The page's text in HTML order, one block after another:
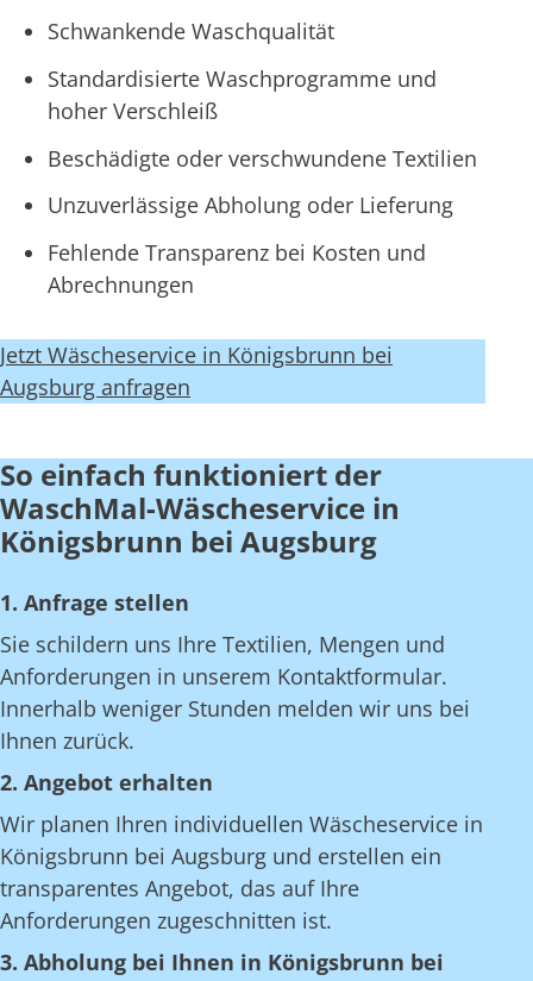
Schwankende Waschqualität
Standardisierte Waschprogramme und
hoher Verschleiß
Beschädigte oder verschwundene Textilien
Unzuverlässige Abholung oder Lieferung
Fehlende Transparenz bei Kosten und
Abrechnungen
Jetzt Wäscheservice in Königsbrunn bei
Augsburg anfragen
So einfach funktioniert der
WaschMal-Wäscheservice in
Königsbrunn bei Augsburg
1. Anfrage stellen
Sie schildern uns Ihre Textilien, Mengen und
Anforderungen in unserem Kontaktformular.
Innerhalb weniger Stunden melden wir uns bei
Ihnen zurück.
2. Angebot erhalten
Wir planen Ihren individuellen Wäscheservice in
Königsbrunn bei Augsburg und erstellen ein
transparentes Angebot, das auf Ihre
Anforderungen zugeschnitten ist.
3. Abholung bei Ihnen in Königsbrunn bei